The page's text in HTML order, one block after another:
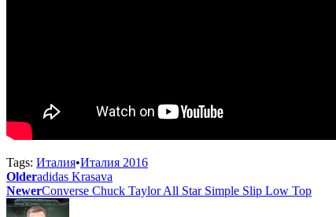
Tags: Италия•Италия 2016
Olderadidas Krasava
NewerConverse Chuck Taylor All Star Simple Slip Low Top